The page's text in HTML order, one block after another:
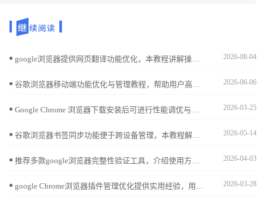
google浏览器提供网页翻译功能优化，本教程讲解操作技巧，帮助用户提升多语言浏览效率，实现流畅便捷的网页访问体验。 2026-08-04
谷歌浏览器移动端功能优化与管理教程，帮助用户高效配置功能设置，提升移动端浏览性能和操作体验，实现流畅便捷的使用效果。 2026-06-06
Google Chrome 浏览器下载安装后可进行性能调优与加速。教程分享内存优化、缓存管理及操作技巧，提升浏览器整体性能和网页加载速度。 2026-03-25
谷歌浏览器书签同步功能便于跨设备管理，本教程解析操作步骤和技巧，帮助用户快速同步收藏，提高使用便捷性。 2026-05-14
推荐多款google浏览器完整性验证工具，介绍使用方法，帮助用户确认文件安全无误，防止安装出错。 2026-04-03
google Chrome浏览器插件管理优化提供实用经验，用户可高效管理和调整扩展插件，提升浏览器功能使用效率和操作便捷性。 2026-03-28